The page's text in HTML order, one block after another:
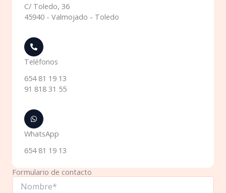
C/ Toledo, 36
45940 - Valmojado - Toledo
Teléfonos
654 81 19 13
91 818 31 55
WhatsApp
654 81 19 13
Formulario de contacto